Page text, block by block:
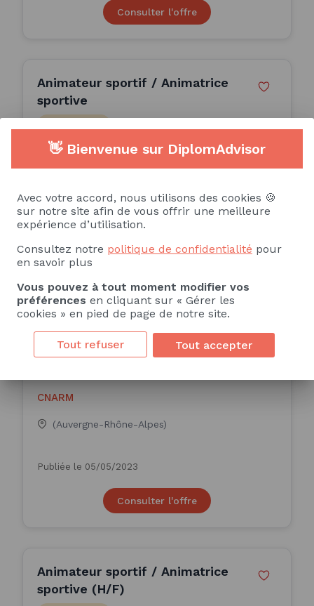
Consulter l'offre
Animateur sportif / Animatrice
sportive
CTE NAT ACCUEIL ACTIONS REUN EN MOBILI
Publiée le 05/05/2023
Consulter l'offre
sportive
CNARM
(Auvergne-Rhône-Alpes)
Publiée le 05/05/2023
Consulter l'offre
Animateur sportif / Animatrice
sportive (H/F)
👋 Bienvenue sur DiplomAdvisor
Avec votre accord, nous utilisons des cookies 🍪
sur notre site afin de vous offrir une meilleure
expérience d’utilisation.
Consultez notre politique de confidentialité pour
en savoir plus
Vous pouvez à tout moment modifier vos
préférences en cliquant sur « Gérer les
cookies » en pied de page de notre site.
Tout refuser Tout accepter